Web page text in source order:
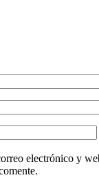
electrónico y